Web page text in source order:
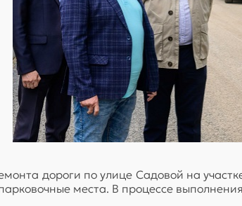
дороги по улице Садовой на
места. В процессе